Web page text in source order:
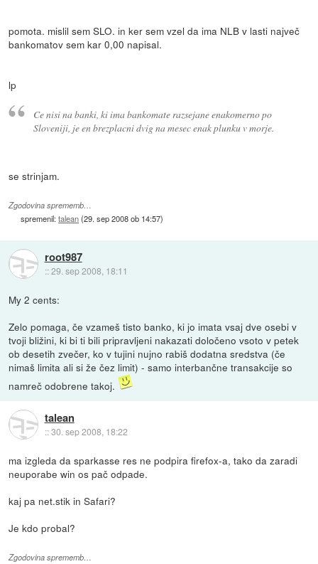
pomota. mislil sem SLO. in ker sem vzel da ima NLB v lasti največ
bankomatov sem kar 0,00 napisal.
lp
Ce nisi na banki, ki ima bankomate razsejane enakomerno po
Sloveniji, je en brezplacni dvig na mesec enak plunku v morje.
se strinjam.
Zgodovina sprememb…
spremenil:talean(29. sep 2008 ob 14:57)
root987
::29. sep 2008, 18:11
My 2 cents:
Zelo pomaga, če vzameš tisto banko, ki jo imata vsaj dve osebi v
tvoji bližini, ki bi ti bili pripravljeni nakazati določeno vsoto v petek
ob desetih zvečer, ko v tujini nujno rabiš dodatna sredstva (če
nimaš limita ali si že čez limit) - samo interbančne transakcije so
namreč odobrene takoj.
talean
::30. sep 2008, 18:22
ma izgleda da sparkasse res ne podpira firefox-a, tako da zaradi
neuporabe win os pač odpade.
kaj pa net.stik in Safari?
Je kdo probal?
Zgodovina sprememb…